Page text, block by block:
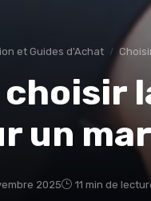
et Guides d'Achat
un
2025 11 min de